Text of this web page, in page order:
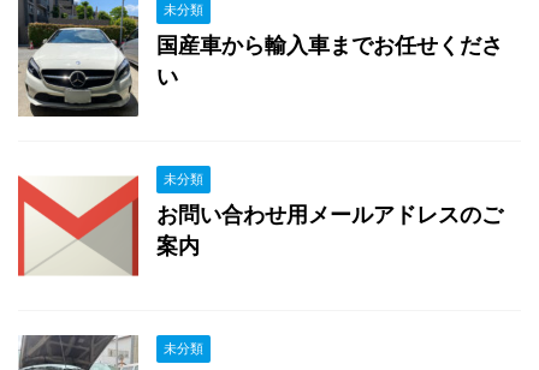
未分類
国産車から輸入車までお任せくださ
い
未分類
お問い合わせ用メールアドレスのご
案内
未分類